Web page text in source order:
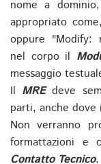
nome a
appropriato
oppure "Modify:
nel corpo il
messaggio
Il MREdeve
parti, anche dove
Non verranno
formattazioni e
Contatto Tecnico.